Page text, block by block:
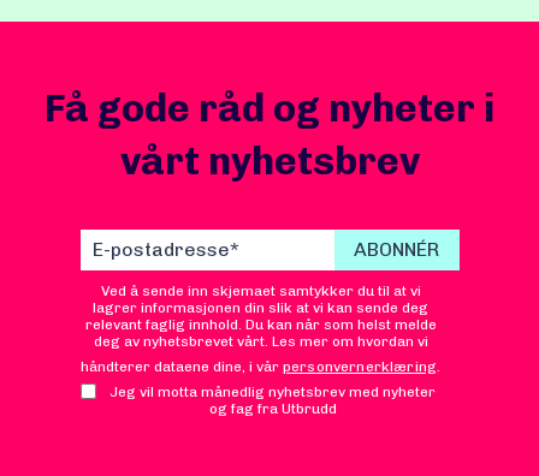
Få gode råd og nyheter i
vårt nyhetsbrev
Ved å sende inn skjemaet samtykker du til at vi
lagrer informasjonen din slik at vi kan sende deg
relevant faglig innhold. Du kan når som helst melde
deg av nyhetsbrevet vårt. Les mer om hvordan vi
håndterer dataene dine, i vår personvernerklæring
Jeg vil motta månedlig nyhetsbrev med nyheter
og fag fra Utbrudd